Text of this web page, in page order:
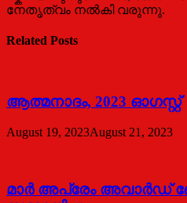
നേതൃത്വം നല്‍കി വരുന്നു.
Related Posts
ആത്മനാദം, 2023 ഓഗസ്റ്റ്
August 19, 2023August 21, 2023
മാര്‍ അപ്രേം അവാര്‍ഡ്